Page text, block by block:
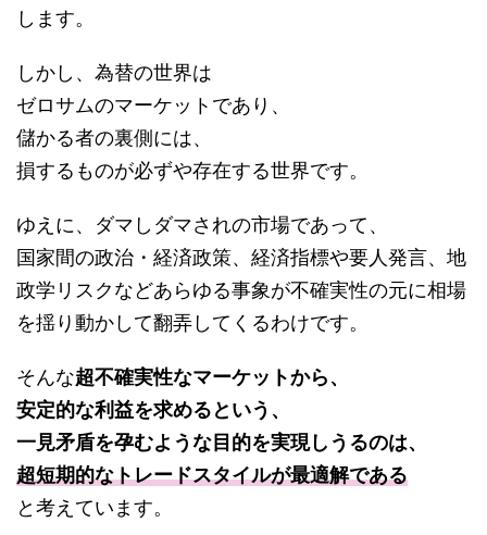
します。
しかし、為替の世界は
ゼロサムのマーケットであり、
儲かる者の裏側には、
損するものが必ずや存在する世界です。
ゆえに、ダマしダマされの市場であって、
国家間の政治・経済政策、経済指標や要人発言、地
政学リスクなどあらゆる事象が不確実性の元に相場
を揺り動かして翻弄してくるわけです。
そんな超不確実性なマーケットから、
安定的な利益を求めるという、
一見矛盾を孕むような目的を実現しうるのは、
超短期的なトレードスタイルが最適解である
と考えています。